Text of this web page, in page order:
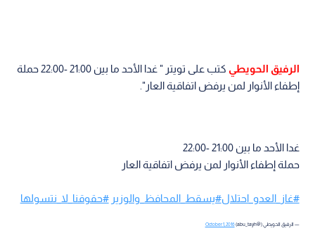
الرفيق الحويطي
كتب على تويتر " غدا الأحد ما بين 21:00 -22:00 حملة
إطفاء الأنوار لمن يرفض اتفاقية العار".
غدا الأحد ما بين 21:00 -22:00
حملة إطفاء الأنوار لمن يرفض اتفاقية العار
#غاز_العدو_احتلال#يسقط_المحافظ_والوزير #حقوقنا_لا_نتسولها
— الرفيق الحويطي (@abu_tayh) October 1, 2016